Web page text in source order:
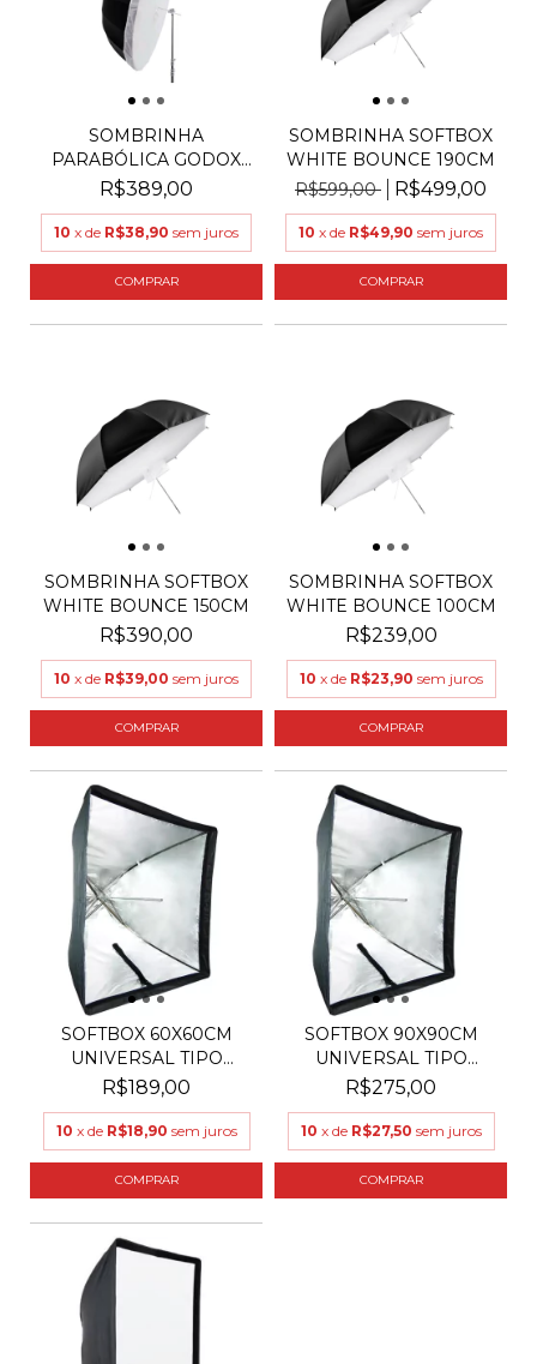
SOMBRINHA
PARABÓLICA GODOX
GREIKA UB-105...
R$389,00
10 x de R$38,90 sem juros
SOMBRINHA SOFTBOX
WHITE BOUNCE 190CM
R$599,00
R$499,00
10 x de R$49,90 sem juros
SOMBRINHA SOFTBOX
WHITE BOUNCE 150CM
R$390,00
10 x de R$39,00 sem juros
SOMBRINHA SOFTBOX
WHITE BOUNCE 100CM
R$239,00
10 x de R$23,90 sem juros
SOFTBOX 60X60CM
UNIVERSAL TIPO
SOMBRINHA
R$189,00
10 x de R$18,90 sem juros
SOFTBOX 90X90CM
UNIVERSAL TIPO
SOMBRINHA
R$275,00
10 x de R$27,50 sem juros